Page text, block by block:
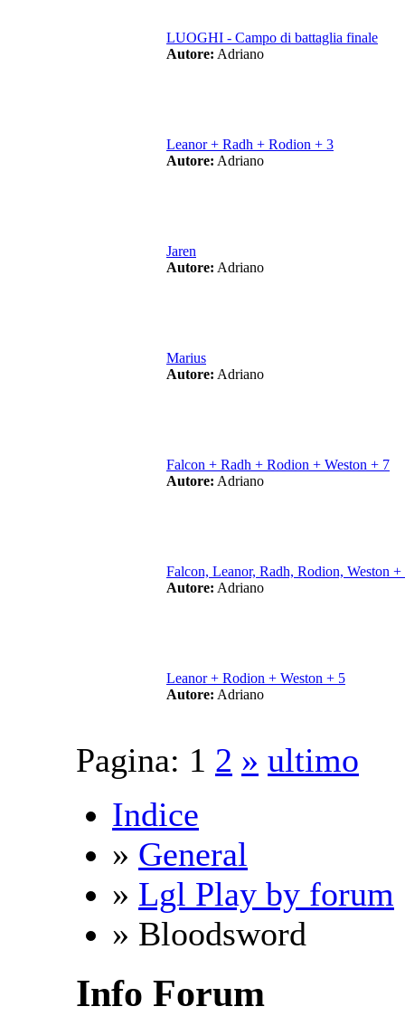
LUOGHI - Campo di battaglia finale
Autore: Adriano
Leanor + Radh + Rodion + 3
Autore: Adriano
Jaren
Autore: Adriano
Marius
Autore: Adriano
Falcon + Radh + Rodion + Weston + 7
Autore: Adriano
Falcon, Leanor, Radh, Rodion, Weston +
Autore: Adriano
Leanor + Rodion + Weston + 5
Autore: Adriano
Pagina: 1 2 » ultimo
Indice
» General
» Lgl Play by forum
» Bloodsword
Info Forum